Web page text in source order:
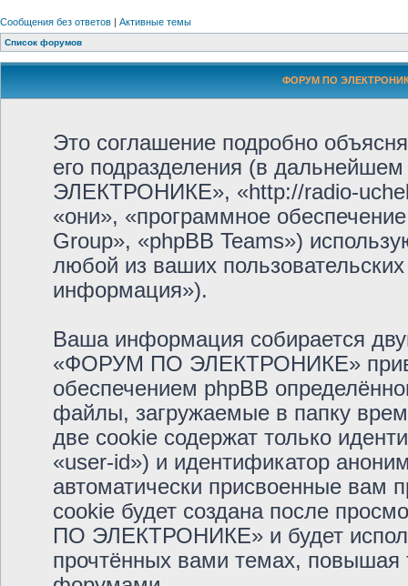
Сообщения без ответов | Активные темы
Список форумов
ФОРУМ ПО
Это соглашение подробно
его подразделения (в
ЭЛЕКТРОНИКЕ», «http://radio-
«они», «программное
Group», «phpBB Teams»)
любой из ваших
информация»).
Ваша информация собирается
«ФОРУМ ПО ЭЛЕКТРОНИКЕ»
обеспечением phpBB
файлы, загружаемые в папку
две cookie содержат только
«user-id») и идентификатор
автоматически присвоенные вам
cookie будет создана после
ПО ЭЛЕКТРОНИКЕ» и будет
прочтённых вами темах, повышая